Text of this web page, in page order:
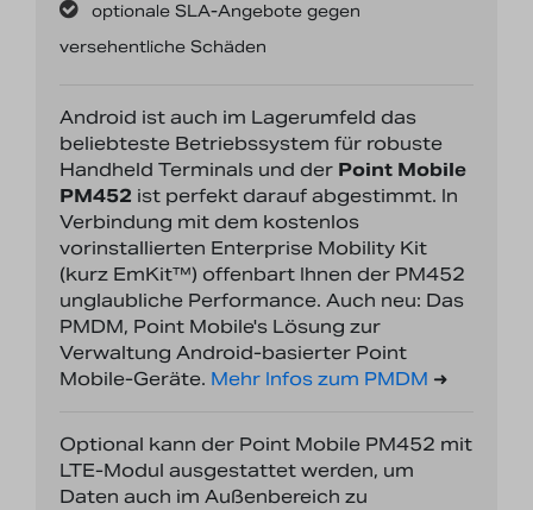
optionale SLA-Angebote gegen
versehentliche Schäden
Android ist auch im Lagerumfeld das
beliebteste Betriebssystem für robuste
Handheld Terminals und der Point Mobile
PM452 ist perfekt darauf abgestimmt. In
Verbindung mit dem kostenlos
vorinstallierten Enterprise Mobility Kit
(kurz EmKit™) offenbart Ihnen der PM452
unglaubliche Performance. Auch neu: Das
PMDM, Point Mobile's Lösung zur
Verwaltung Android-basierter Point
Mobile-Geräte. Mehr Infos zum PMDM ➜
Optional kann der Point Mobile PM452 mit
LTE-Modul ausgestattet werden, um
Daten auch im Außenbereich zu